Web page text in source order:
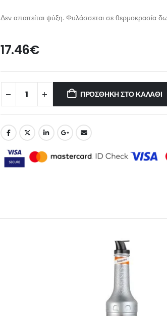
Δεν απαιτείται ψύξη. Φυλάσσεται σε θερμοκρασία
17.46€
ΠΡΟΣΘΉΚΗ ΣΤΟ ΚΑΛΆΘΙ